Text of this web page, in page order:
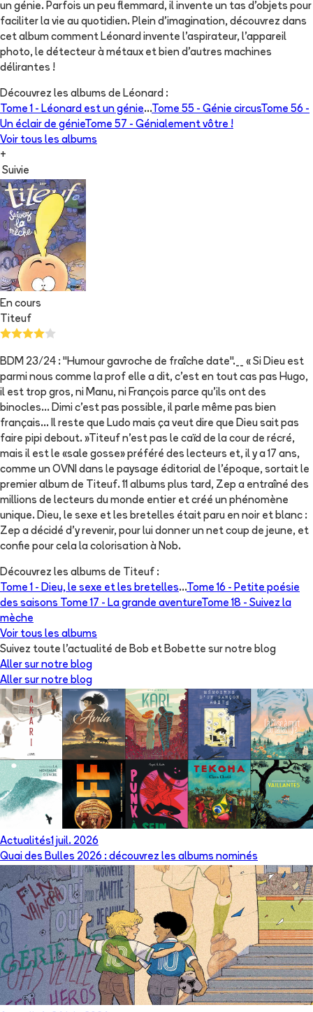
un génie. Parfois un peu flemmard, il invente un tas d'objets pour
faciliter la vie au quotidien. Plein d'imagination, découvrez dans
cet album comment Léonard invente l'aspirateur, l'appareil
photo, le détecteur à métaux et bien d'autres machines
délirantes !
Découvrez les albums de Léonard :
Tome 1 - Léonard est un génie...Tome 55 - Génie circusTome 56 -
Un éclair de génieTome 57 - Génialement vôtre !
Voir tous les albums
+
Suivie
En cours
Titeuf
BDM 23/24 : "Humour gavroche de fraîche date".__ « Si Dieu est
parmi nous comme la prof elle a dit, c'est en tout cas pas Hugo,
il est trop gros, ni Manu, ni François parce qu'ils ont des
binocles… Dimi c'est pas possible, il parle même pas bien
français... Il reste que Ludo mais ça veut dire que Dieu sait pas
faire pipi debout. »Titeuf n'est pas le caïd de la cour de récré,
mais il est le «sale gosse» préféré des lecteurs et, il y a 17 ans,
comme un OVNI dans le paysage éditorial de l'époque, sortait le
premier album de Titeuf. 11 albums plus tard, Zep a entraîné des
millions de lecteurs du monde entier et créé un phénomène
unique. Dieu, le sexe et les bretelles était paru en noir et blanc :
Zep a décidé d'y revenir, pour lui donner un net coup de jeune, et
confie pour cela la colorisation à Nob.
Découvrez les albums de Titeuf :
Tome 1 - Dieu, le sexe et les bretelles...Tome 16 - Petite poésie
des saisons Tome 17 - La grande aventureTome 18 - Suivez la
mèche
Voir tous les albums
Suivez toute l'actualité de Bob et Bobette sur notre blog
Aller sur notre blog
Aller sur notre blog
Actualités1 juil. 2026
Quai des Bulles 2026 : découvrez les albums nominés